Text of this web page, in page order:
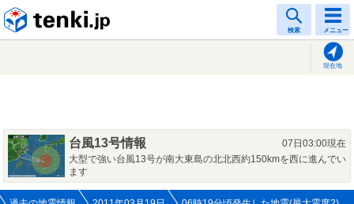
検索 メニュー
現在地
台風13号情報
07日03:00現在
大型で強い台風13号が南大東島の北北西約150kmを西に進んでい
ます